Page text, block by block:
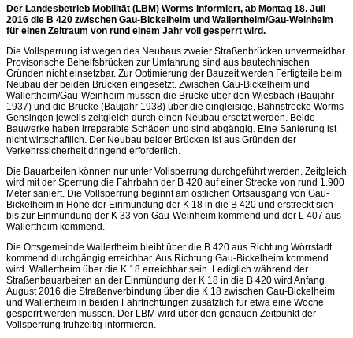
Der Landesbetrieb Mobilität (LBM) Worms informiert, ab Montag 18. Juli
2016 die B 420 zwischen Gau-Bickelheim und Wallertheim/Gau-Weinheim
für einen Zeitraum von rund einem Jahr voll gesperrt wird.
Die Vollsperrung ist wegen des Neubaus zweier Straßenbrücken unvermeidbar.
Provisorische Behelfsbrücken zur Umfahrung sind aus bautechnischen
Gründen nicht einsetzbar. Zur Optimierung der Bauzeit werden Fertigteile beim
Neubau der beiden Brücken eingesetzt. Zwischen Gau-Bickelheim und
Wallertheim/Gau-Weinheim müssen die Brücke über den Wiesbach (Baujahr
1937) und die Brücke (Baujahr 1938) über die eingleisige, Bahnstrecke Worms-
Gensingen jeweils zeitgleich durch einen Neubau ersetzt werden. Beide
Bauwerke haben irreparable Schäden und sind abgängig. Eine Sanierung ist
nicht wirtschaftlich. Der Neubau beider Brücken ist aus Gründen der
Verkehrssicherheit dringend erforderlich.
Die Bauarbeiten können nur unter Vollsperrung durchgeführt werden. Zeitgleich
wird mit der Sperrung die Fahrbahn der B 420 auf einer Strecke von rund 1.900
Meter saniert. Die Vollsperrung beginnt am östlichen Ortsausgang von Gau-
Bickelheim in Höhe der Einmündung der K 18 in die B 420 und erstreckt sich
bis zur Einmündung der K 33 von Gau-Weinheim kommend und der L 407 aus
Wallertheim kommend.
Die Ortsgemeinde Wallertheim bleibt über die B 420 aus Richtung Wörrstadt
kommend durchgängig erreichbar. Aus Richtung Gau-Bickelheim kommend
wird Wallertheim über die K 18 erreichbar sein. Lediglich während der
Straßenbauarbeiten an der Einmündung der K 18 in die B 420 wird Anfang
August 2016 die Straßenverbindung über die K 18 zwischen Gau-Bickelheim
und Wallertheim in beiden Fahrtrichtungen zusätzlich für etwa eine Woche
gesperrt werden müssen. Der LBM wird über den genauen Zeitpunkt der
Vollsperrung frühzeitig informieren.